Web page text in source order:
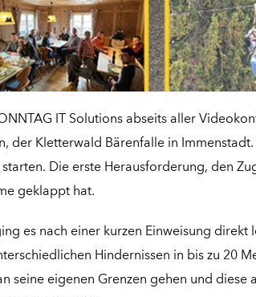
IT Solutions abseits aller
der Kletterwald Bärenfalle in
Die erste Herausforderung, den
geklappt hat.
es nach einer kurzen Einweisung
Hindernissen in bis zu 20
seine eigenen Grenzen gehen und